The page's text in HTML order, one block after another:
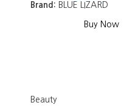
Brand: BLUE LIZARD
Buy Now
Beauty